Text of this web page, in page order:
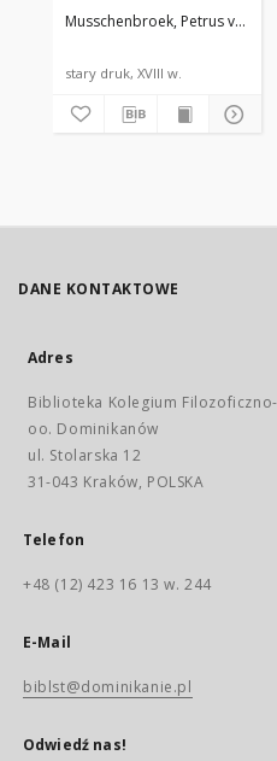
Musschenbroek, Petrus van
stary druk, XVIII w.
DANE KONTAKTOWE
Adres
Biblioteka Kolegium
oo. Dominikanów
ul. Stolarska 12
31-043 Kraków, POLSKA
Telefon
+48 (12) 423 16 13 w. 244
E-Mail
biblst@dominikanie.pl
Odwiedź nas!